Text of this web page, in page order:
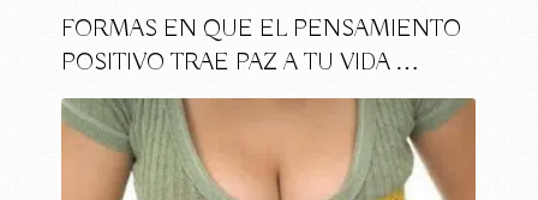
FORMAS EN QUE EL PENSAMIENTO
POSITIVO TRAE PAZ A TU VIDA …